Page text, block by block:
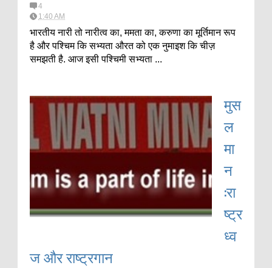
4
1:40 AM
भारतीय नारी तो नारीत्व का, ममता का, करुणा का मूर्तिमान रूप
है और पश्चिम कि सभ्यता औरत को एक नुमाइश कि चीज़
समझती है. आज इसी पश्चिमी सभ्यता ...
मुस
ल
मा
न
:रा
ष्ट्र
ध्व
ज और राष्ट्रगान